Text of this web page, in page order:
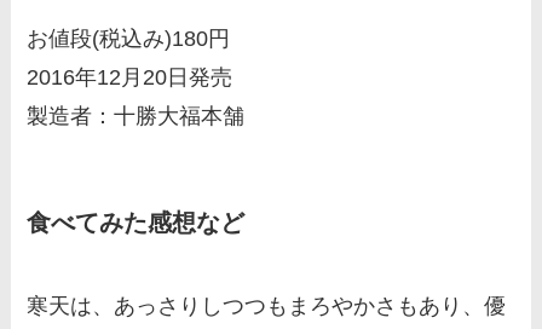
お値段(税込み)180円
2016年12月20日発売
製造者：十勝大福本舗
食べてみた感想など
寒天は、あっさりしつつもまろやかさもあり、優